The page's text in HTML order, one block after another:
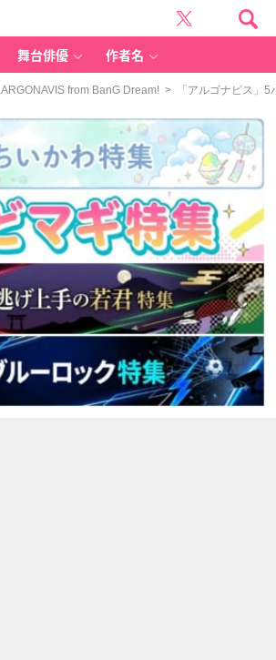
舞台俳優 作者名
ARGONAVIS from BanG Dream! > 「アルゴナビス」5